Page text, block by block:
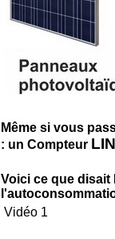
Même si vous
: un Compteur
Voici ce que disait
Vidéo 1